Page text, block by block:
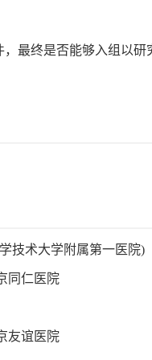
最终是否能够入组以研
技术大学附属第一医院)
同仁医院
友谊医院